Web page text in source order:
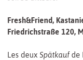
Fresh&Friend,
Friedrichstraße 120,
Les deux Spätkaufde